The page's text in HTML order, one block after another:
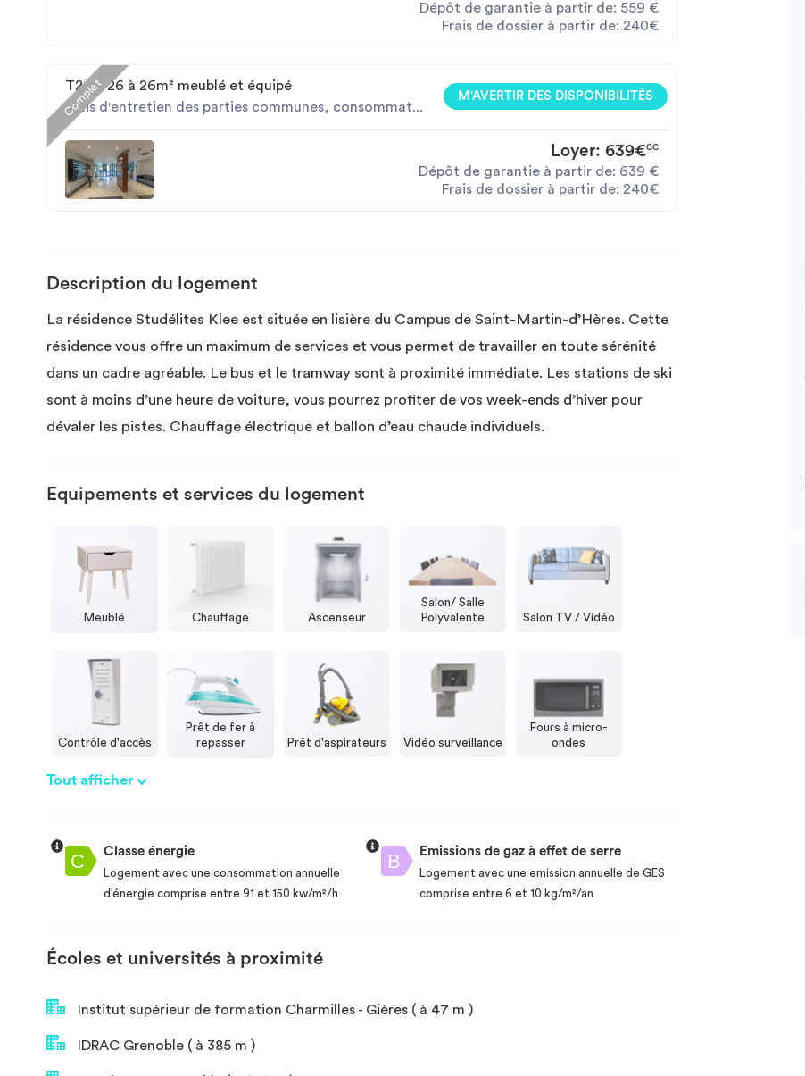
Dépôt de garantie à partir de: 559 €
Frais de dossier à partir de: 240€
T2 de 26 à 26m² meublé et équipé
Frais d'entretien des parties communes, consommat...
M'AVERTIR DES DISPONIBILITÉS
Loyer: 639€CC
Dépôt de garantie à partir de: 639 €
Frais de dossier à partir de: 240€
Complet
Description du logement
La résidence Studélites Klee est située en lisière du Campus de Saint-Martin-d’Hères. Cette
résidence vous offre un maximum de services et vous permet de travailler en toute sérénité
dans un cadre agréable. Le bus et le tramway sont à proximité immédiate. Les stations de ski
sont à moins d’une heure de voiture, vous pourrez profiter de vos week-ends d’hiver pour
dévaler les pistes. Chauffage électrique et ballon d’eau chaude individuels.
Equipements et services du logement
Meublé Chauffage Ascenseur
Salon/ Salle
Polyvalente
Salon TV / Vidéo
Contrôle d'accès
Prêt de fer à
repasser
Prêt d'aspirateurs Vidéo surveillance
Fours à micro-
ondes
Tout afficher
Classe énergie
Logement avec une consommation annuelle
d’énergie comprise entre 91 et 150 kw/m²/h
Emissions de gaz à effet de serre
Logement avec une emission annuelle de GES
comprise entre 6 et 10 kg/m²/an
Écoles et universités à proximité
Institut supérieur de formation Charmilles - Gières ( à 47 m )
IDRAC Grenoble ( à 385 m )